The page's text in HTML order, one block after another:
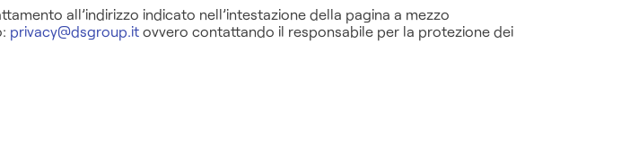
all’indirizzo indicato nell’intestazione della pagina a mezzo
privacy@dsgroup.itovvero contattando il responsabile per la protezione dei